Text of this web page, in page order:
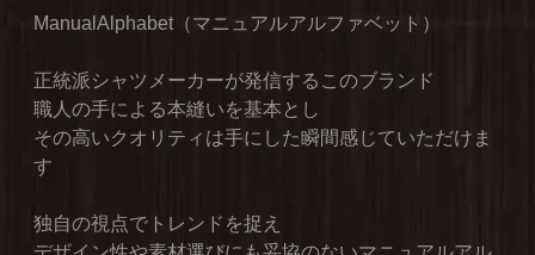
ManualAlphabet（マニュアルアルファベット）
正統派シャツメーカーが発信するこのブランド
職人の手による本縫いを基本とし
その高いクオリティは手にした瞬間感じていただけま
す
独自の視点でトレンドを捉え